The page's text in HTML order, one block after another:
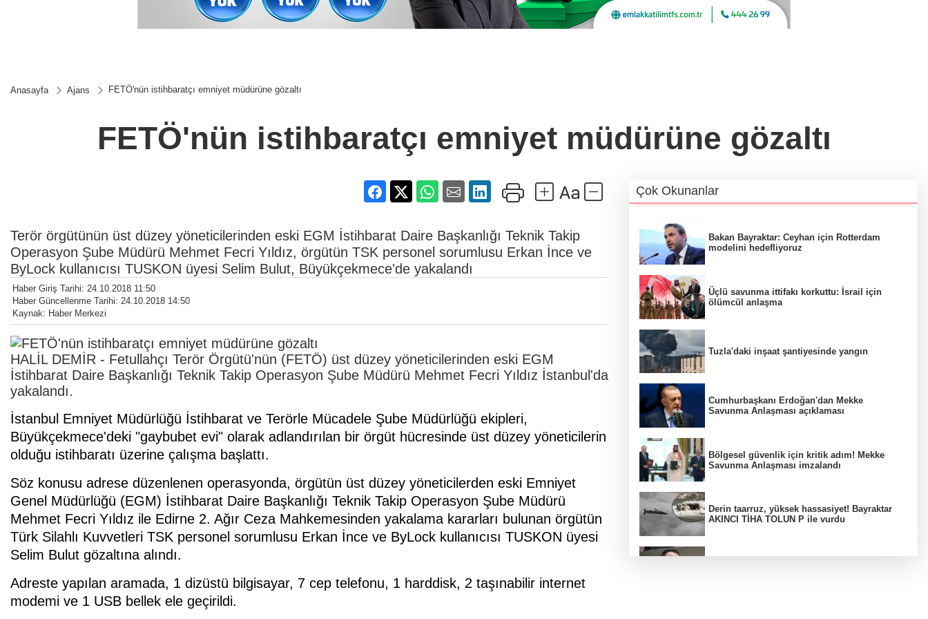
Anasayfa Ajans FETÖ'nün istihbaratçı emniyet müdürüne gözaltı
FETÖ'nün istihbaratçı emniyet müdürüne gözaltı
Terör örgütünün üst düzey yöneticilerinden eski EGM İstihbarat Daire Başkanlığı Teknik Takip
Operasyon Şube Müdürü Mehmet Fecri Yıldız, örgütün TSK personel sorumlusu Erkan İnce ve
ByLock kullanıcısı TUSKON üyesi Selim Bulut, Büyükçekmece'de yakalandı
Haber Giriş Tarihi: 24.10.2018 11:50
Haber Güncellenme Tarihi: 24.10.2018 14:50
Kaynak: Haber Merkezi
HALİL DEMİR - Fetullahçı Terör Örgütü'nün (FETÖ) üst düzey yöneticilerinden eski EGM
İstihbarat Daire Başkanlığı Teknik Takip Operasyon Şube Müdürü Mehmet Fecri Yıldız İstanbul'da
yakalandı.
İstanbul Emniyet Müdürlüğü İstihbarat ve Terörle Mücadele Şube Müdürlüğü ekipleri,
Büyükçekmece'deki "gaybubet evi" olarak adlandırılan bir örgüt hücresinde üst düzey yöneticilerin
olduğu istihbaratı üzerine çalışma başlattı.
Söz konusu adrese düzenlenen operasyonda, örgütün üst düzey yöneticilerden eski Emniyet
Genel Müdürlüğü (EGM) İstihbarat Daire Başkanlığı Teknik Takip Operasyon Şube Müdürü
Mehmet Fecri Yıldız ile Edirne 2. Ağır Ceza Mahkemesinden yakalama kararları bulunan örgütün
Türk Silahlı Kuvvetleri TSK personel sorumlusu Erkan İnce ve ByLock kullanıcısı TUSKON üyesi
Selim Bulut gözaltına alındı.
Adreste yapılan aramada, 1 dizüstü bilgisayar, 7 cep telefonu, 1 harddisk, 2 taşınabilir internet
modemi ve 1 USB bellek ele geçirildi.
Çok Okunanlar
Bakan Bayraktar: Ceyhan için Rotterdam
modelini hedefliyoruz
Üçlü savunma ittifakı korkuttu: İsrail için
ölümcül anlaşma
Tuzla'daki inşaat şantiyesinde yangın
Cumhurbaşkanı Erdoğan'dan Mekke
Savunma Anlaşması açıklaması
Bölgesel güvenlik için kritik adım! Mekke
Savunma Anlaşması imzalandı
Derin taarruz, yüksek hassasiyet! Bayraktar
AKINCI TİHA TOLUN P ile vurdu